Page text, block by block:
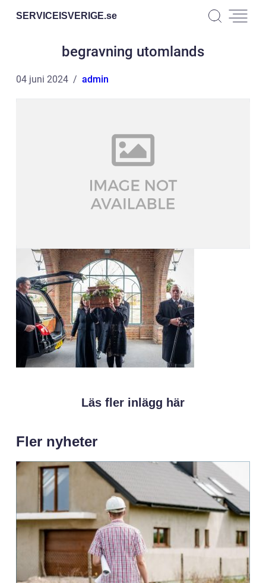
SERVICEISVERIGE.se
begravning utomlands
04 juni 2024 admin
Läs fler inlägg här
Fler nyheter